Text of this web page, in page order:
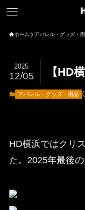
ホーム アパレル・グッズ・
【HD
2025
12/05
アパレル・グッズ・用品
HD横浜ではクリ
た。2025年最後の